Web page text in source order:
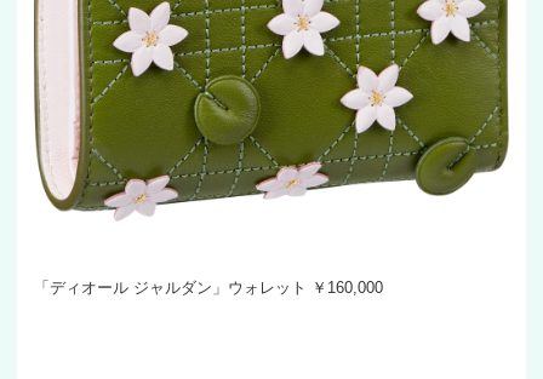
「ディオール ジャルダン」ウォレット ￥160,000